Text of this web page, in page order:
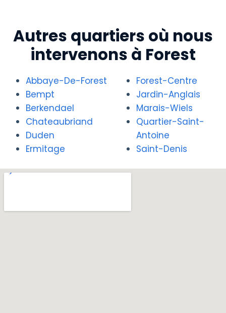
Autres quartiers où nous
intervenons à Forest
Abbaye-De-Forest
Bempt
Berkendael
Chateaubriand
Duden
Ermitage
Forest-Centre
Jardin-Anglais
Marais-Wiels
Quartier-Saint-
Antoine
Saint-Denis